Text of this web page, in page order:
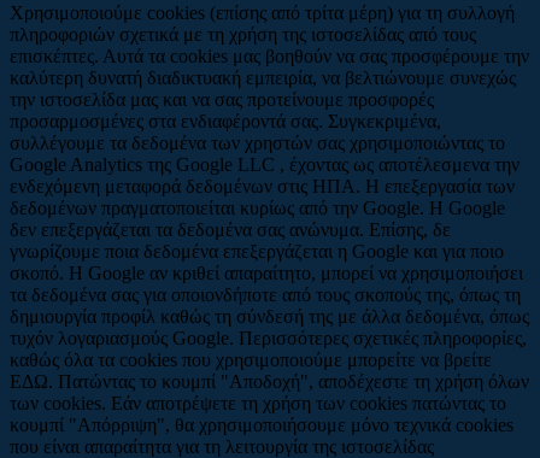
Χρησιμοποιούμε cookies (επίσης από τρίτα μέρη) για τη συλλογή
πληροφοριών σχετικά με τη χρήση της ιστοσελίδας από τους
επισκέπτες. Αυτά τα cookies μας βοηθούν να σας προσφέρουμε την
καλύτερη δυνατή διαδικτυακή εμπειρία, να βελτιώνουμε συνεχώς
την ιστοσελίδα μας και να σας προτείνουμε προσφορές
προσαρμοσμένες στα ενδιαφέροντά σας. Συγκεκριμένα,
συλλέγουμε τα δεδομένα των χρηστών σας χρησιμοποιώντας το
Google Analytics της Google LLC , έχοντας ως αποτέλεσμενα την
ενδεχόμενη μεταφορά δεδομένων στις ΗΠΑ. Η επεξεργασία των
δεδομένων πραγματοποιείται κυρίως από την Google. Η Google
δεν επεξεργάζεται τα δεδομένα σας ανώνυμα. Επίσης, δε
γνωρίζουμε ποια δεδομένα επεξεργάζεται η Google και για ποιο
σκοπό. Η Google αν κριθεί απαραίτητο, μπορεί να χρησιμοποιήσει
τα δεδομένα σας για οποιονδήποτε από τους σκοπούς της, όπως τη
δημιουργία προφίλ καθώς τη σύνδεσή της με άλλα δεδομένα, όπως
τυχόν λογαριασμούς Google. Περισσότερες σχετικές πληροφορίες,
καθώς όλα τα cookies που χρησιμοποιούμε μπορείτε να βρείτε
ΕΔΩ. Πατώντας το κουμπί "Αποδοχή", αποδέχεστε τη χρήση όλων
των cookies. Εάν αποτρέψετε τη χρήση των cookies πατώντας το
κουμπί "Απόρριψη", θα χρησιμοποιήσουμε μόνο τεχνικά cookies
που είναι απαραίτητα για τη λειτουργία της ιστοσελίδας